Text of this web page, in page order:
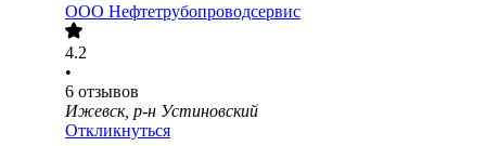
ООО Нефтетрубопроводсервис
4.2
•
6 отзывов
Ижевск, р-н Устиновский
Откликнуться